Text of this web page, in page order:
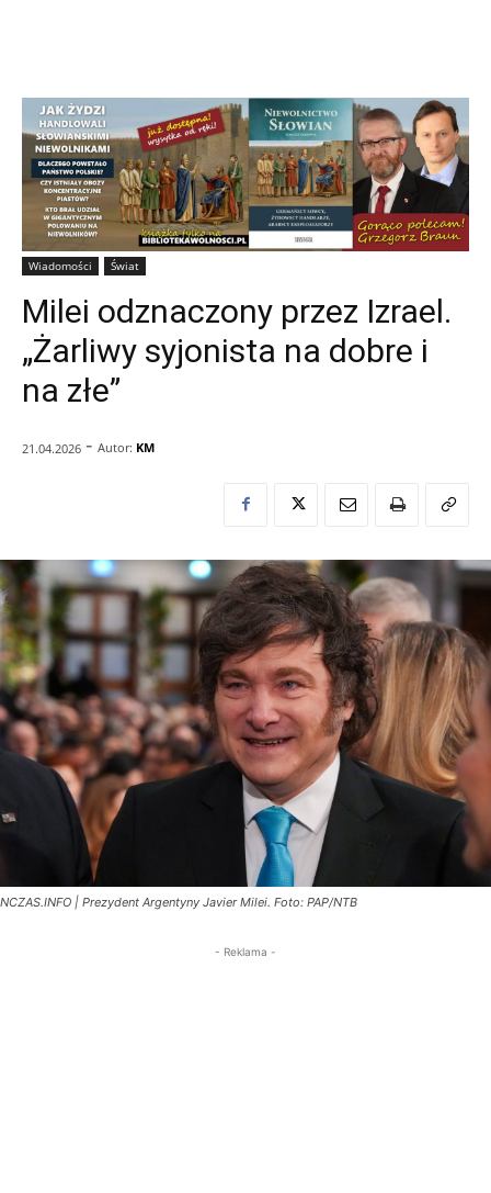
Wiadomości Świat
Milei odznaczony przez Izrael.
„Żarliwy syjonista na dobre i
na złe”
21.04.2026 - Autor: KM
NCZAS.INFO | Prezydent Argentyny Javier Milei. Foto: PAP/NTB
- Reklama -